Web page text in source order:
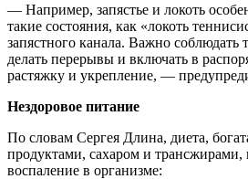
— Например, запястье и локоть
такие состояния, как «локоть
запястного канала. Важно соблюдать
делать перерывы и включать в
растяжку и укрепление, —
Нездоровое питание
По словам Сергея Длина, диета,
продуктами, сахаром и трансжирами,
воспаление в организме: